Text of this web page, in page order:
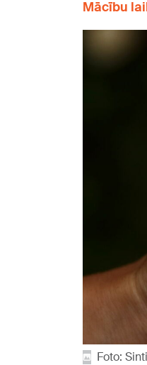
Mācību
Foto: